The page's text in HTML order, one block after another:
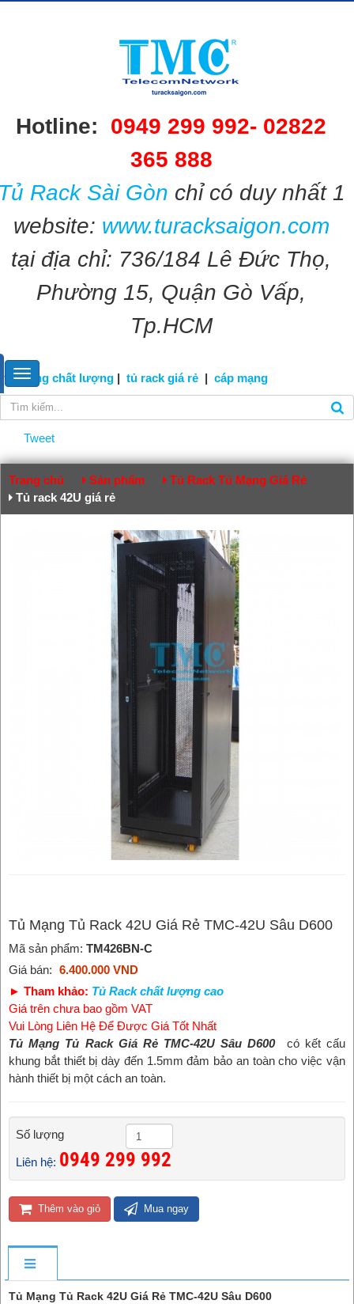
Hotline: 0949 299 992- 02822
365 888​​
Rack Sài Gòn chỉ có duy nhất 1
website: www.turacksaigon.com
tại địa chỉ: 736/184 Lê Đức Thọ,
Phường 15, Quận Gò Vấp,
Tp.HCM
tủ mạng chất lượng | tủ rack giá rẻ | cáp mạng
Tweet
Trang chủ Sản phẩm
Tủ Rack Tủ Mạng Giá Rẻ
Tủ rack 42U giá rẻ
Tủ Mạng Tủ Rack 42U Giá Rẻ TMC-42U Sâu D600
Mã sản phẩm: TM426BN-C
Giá bán: 6.400.000 VND
► Tham khảo: Tủ Rack chất lượng cao
Giá trên chưa bao gồm VAT
Vui Lòng Liên Hệ Để Được Giá Tốt Nhất
Tủ Mạng Tủ Rack Giá Rẻ TMC-42U Sâu D600 có kết cấu
khung bắt thiết bị dày đến 1.5mm đảm bảo an toàn cho việc vận
hành thiết bị một cách an toàn.
Số lượng
Liên hệ: 0949 299 992 ​
Thêm vào giỏ Mua ngay
Tủ Mạng Tủ Rack 42U Giá Rẻ TMC-42U Sâu D600